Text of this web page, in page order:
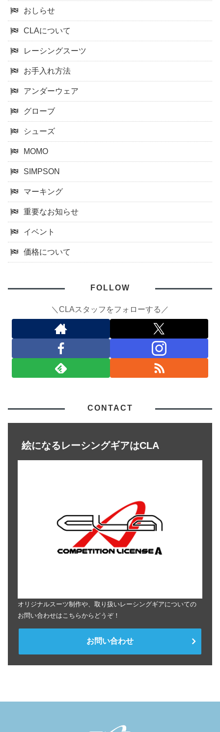
おしらせ
CLAについて
レーシングスーツ
お手入れ方法
アンダーウェア
グローブ
シューズ
MOMO
SIMPSON
マーキング
重要なお知らせ
イベント
価格について
FOLLOW
＼CLAスタッフをフォローする／
CONTACT
絵になるレーシングギアはCLA
オリジナルスーツ制作や、取り扱いレーシングギアについての
お問い合わせはこちらからどうぞ！
お問い合わせ